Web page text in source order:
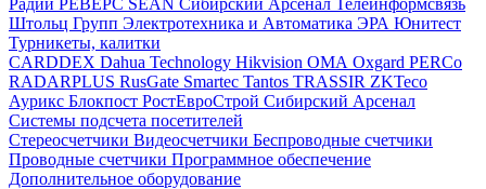
Штольц Групп Электротехника и Автоматика ЭРА Юнитест
Турникеты, калитки
CARDDEX Dahua Technology Hikvision ОМА Oxgard PERCo
RADARPLUS RusGate Smartec Tantos TRASSIR ZKTeco
Аурикс Блокпост РостЕвроСтрой Сибирский Арсенал
Системы подсчета посетителей
Стереосчетчики Видеосчетчики Беспроводные счетчики
Проводные счетчики Программное обеспечение
Дополнительное оборудование